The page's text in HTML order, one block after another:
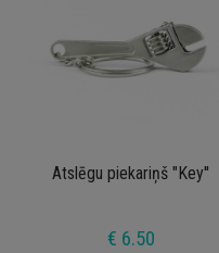
Atslēgu piekariņš "Key''
€ 6.50